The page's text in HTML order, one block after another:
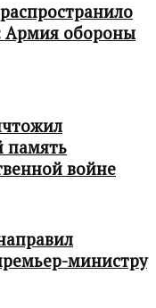
Армия обороны
память
войне
министру